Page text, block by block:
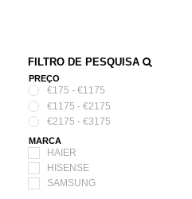
FILTRO DE PESQUISA
PREÇO
€175 - €1175
€1175 - €2175
€2175 - €3175
MARCA
HAIER
HISENSE
SAMSUNG